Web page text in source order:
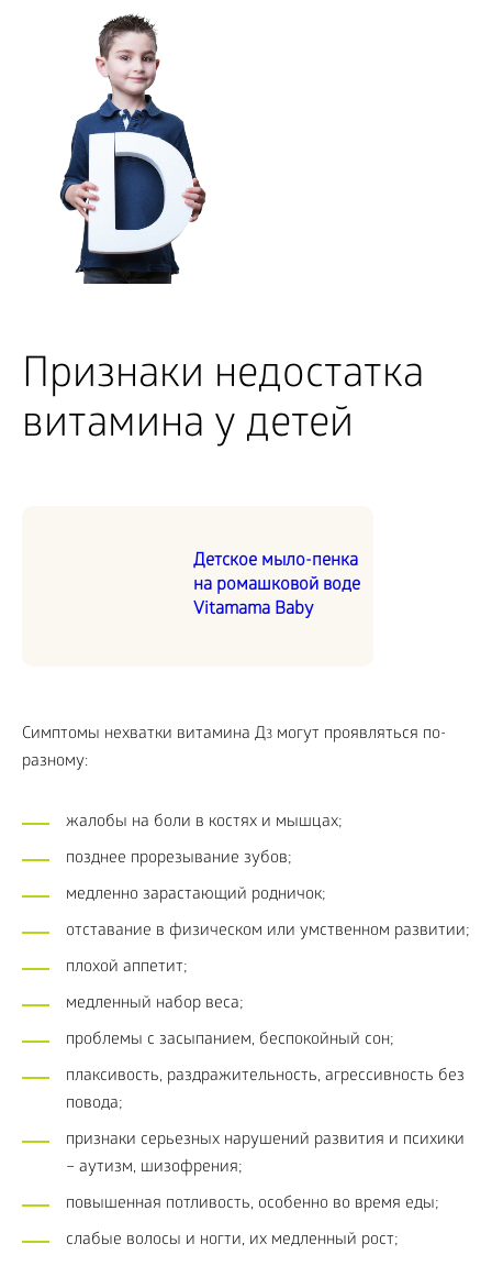
Признаки недостатка
витамина у детей
Детское мыло-пенка
на ромашковой воде
Vitamama Baby
Симптомы нехватки витамина Д3 могут проявляться по-
разному:
жалобы на боли в костях и мышцах;
позднее прорезывание зубов;
медленно зарастающий родничок;
отставание в физическом или умственном развитии;
плохой аппетит;
медленный набор веса;
проблемы с засыпанием, беспокойный сон;
плаксивость, раздражительность, агрессивность без
повода;
признаки серьезных нарушений развития и психики
– аутизм, шизофрения;
повышенная потливость, особенно во время еды;
слабые волосы и ногти, их медленный рост;